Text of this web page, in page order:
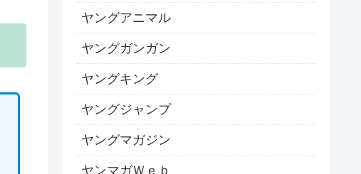
ヤングアニマル
ヤングガンガン
ヤングキング
ヤングジャンプ
ヤングマガジン
ヤンマガＷｅｂ